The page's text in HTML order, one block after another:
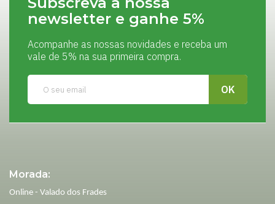
newsletter e ganhe 5%
Acompanhe as nossas novidades e receba um
vale de 5% na sua primeira compra.
Morada:
Online - Valado dos Frades